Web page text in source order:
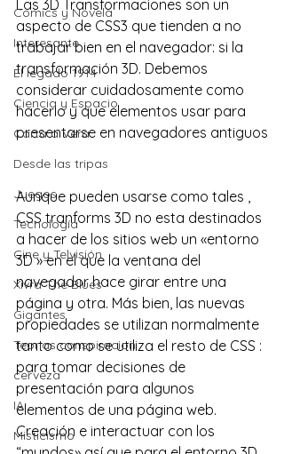
Comics y Novela
Interesante
El legado 1914
Ciencia y Espacio
Carta a Vera
Desde las tripas
Juegos
Tecnología
Cine y Telvisión
Xivra The Blues
Gigantes
Teorias conspiracion
cerveza
IA
Misticismo
Las 3D Transformaciones son un
aspecto de CSS3 que tienden a no
trabajar bien en el navegador: si la
transformación 3D. Debemos
considerar cuidadosamente como
hacerlo y que elementos usar para
presentarse en navegadores antiguos
Aunque pueden usarse como tales ,
CSS tranforms 3D no esta destinados
a hacer de los sitios web un «entorno
3D » en el que la ventana del
navegador hace girar entre una
página y otra. Más bien, las nuevas
propiedades se utilizan normalmente
tanto como se utiliza el resto de CSS :
para tomar decisiones de
presentación para algunos
elementos de una página web.
Creación e interactuar con los